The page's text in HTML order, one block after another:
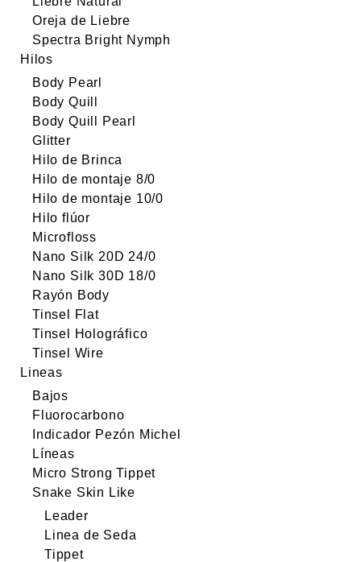
Oreja de Liebre
Spectra Bright Nymph
Hilos
Body Pearl
Body Quill
Body Quill Pearl
Glitter
Hilo de Brinca
Hilo de montaje 8/0
Hilo de montaje 10/0
Hilo flúor
Microfloss
Nano Silk 20D 24/0
Nano Silk 30D 18/0
Rayón Body
Tinsel Flat
Tinsel Holográfico
Tinsel Wire
Lineas
Bajos
Fluorocarbono
Indicador Pezón Michel
Líneas
Micro Strong Tippet
Snake Skin Like
Leader
Linea de Seda
Tippet